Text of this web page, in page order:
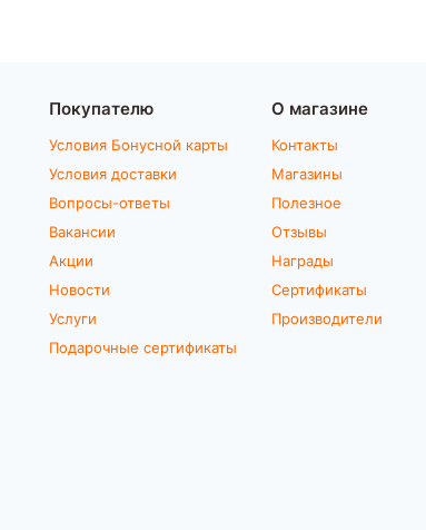
Покупателю
Условия Бонусной карты
Условия доставки
Вопросы-ответы
Вакансии
Акции
Новости
Услуги
Подарочные сертификаты
О магазине
Контакты
Магазины
Полезное
Отзывы
Награды
Сертификаты
Производители